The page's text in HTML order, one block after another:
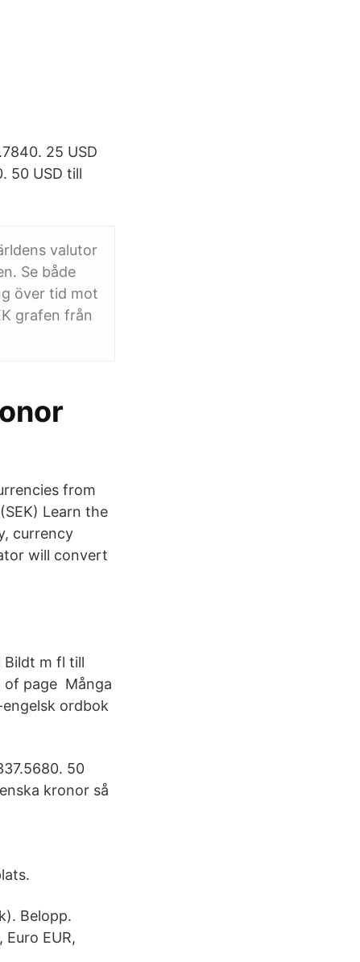
25 USD
50 USD till
valutor
Se både
över tid mot
grafen från
from
Learn the
currency
will convert
Bildt m fl till
of page Många
ordbok
50
kronor så
Belopp.
EUR,